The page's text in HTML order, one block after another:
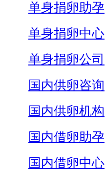
单身捐卵助孕
单身捐卵中心
单身捐卵公司
国内供卵咨询
国内供卵机构
国内借卵助孕
国内借卵中心